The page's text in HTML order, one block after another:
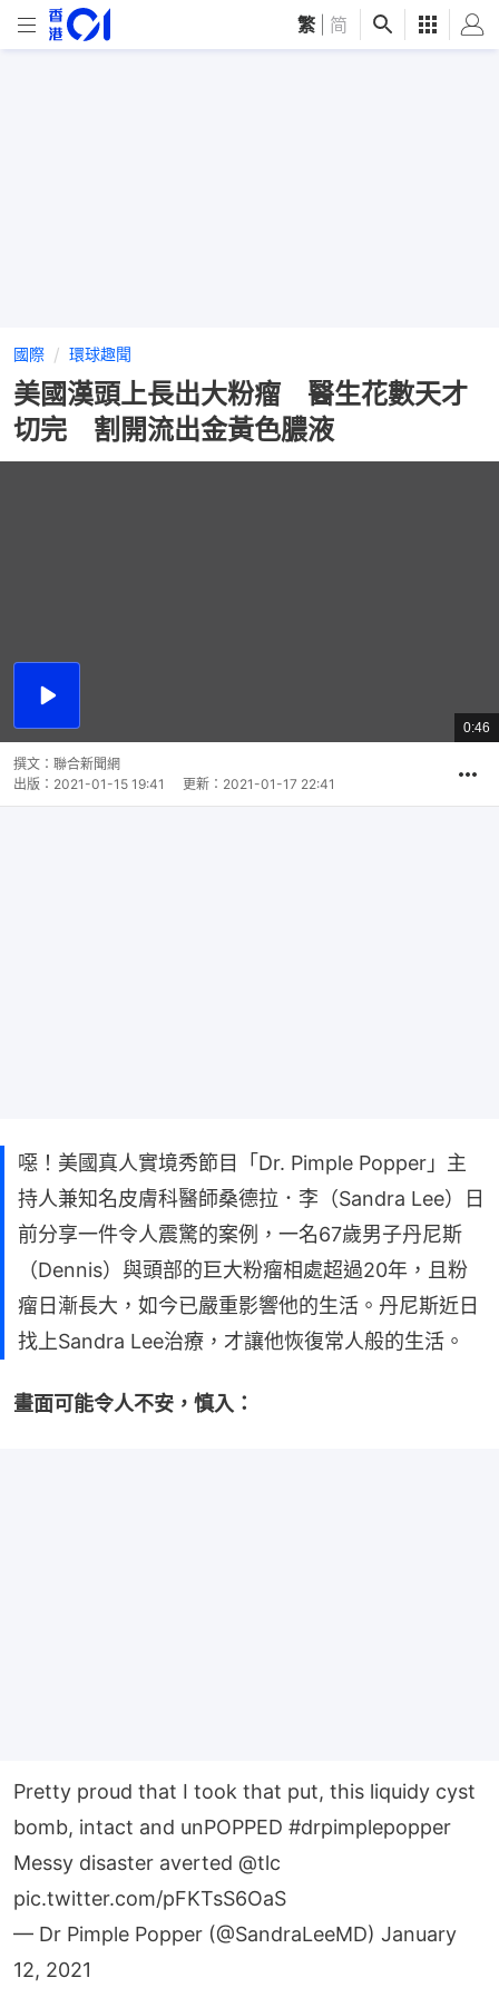
繁 简
國際 環球趣聞
美國漢頭上長出大粉瘤 醫生花數天才
切完 割開流出金黃色膿液
播
總
共
0:46
撰文： 聯合新聞網
出版： 2021-01-15 19:41 更新： 2021-01-17 22:41
噁！美國真人實境秀節目「Dr. Pimple Popper」主
持人兼知名皮膚科醫師桑德拉．李（Sandra Lee）日
前分享一件令人震驚的案例，一名67歲男子丹尼斯
（Dennis）與頭部的巨大粉瘤相處超過20年，且粉
瘤日漸長大，如今已嚴重影響他的生活。丹尼斯近日
找上Sandra Lee治療，才讓他恢復常人般的生活。
畫面可能令人不安，慎入：
Pretty proud that I took that put, this liquidy cyst
bomb, intact and unPOPPED #drpimplepopper
Messy disaster averted @tlc
pic.twitter.com/pFKTsS6OaS
— Dr Pimple Popper (@SandraLeeMD) January
12, 2021